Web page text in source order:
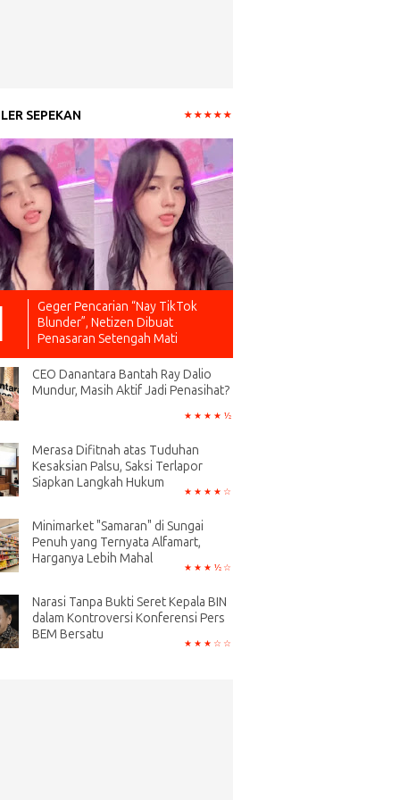
SEPEKAN
Geger Pencarian “Nay TikTok
Blunder”, Netizen Dibuat
Penasaran Setengah Mati
CEO Danantara Bantah Ray Dalio
Mundur, Masih Aktif Jadi Penasihat?
Merasa Difitnah atas Tuduhan
Kesaksian Palsu, Saksi Terlapor
Siapkan Langkah Hukum
Minimarket "Samaran" di Sungai
Penuh yang Ternyata Alfamart,
Harganya Lebih Mahal
Narasi Tanpa Bukti Seret Kepala BIN
dalam Kontroversi Konferensi Pers
BEM Bersatu